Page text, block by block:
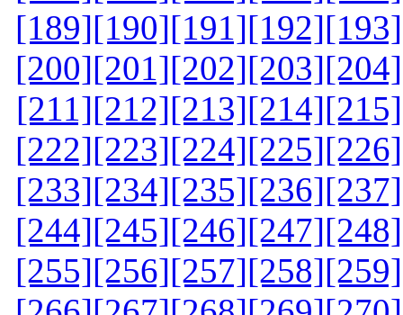
[189][190][191][192][193]
[200][201][202][203][204]
[211][212][213][214][215]
[222][223][224][225][226]
[233][234][235][236][237]
[244][245][246][247][248]
[255][256][257][258][259]